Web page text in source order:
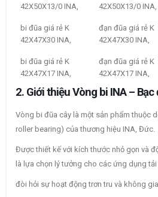
42X50X13/0 INA,
42X50X13/0 INA,
bi đũa giá rẻ K
42X47X30 INA,
đạn đũa giá rẻ K
42X47X30 INA,
bi đũa giá rẻ K
42X47X17 INA,
đạn đũa giá rẻ K
42X47X17 INA,
2. Giới thiệu Vòng bi INA –
Vòng bi đũa cây là một sản phẩm thuộc
roller bearing) của thương hiệu INA, Đức.
Được thiết kế với kích thước nhỏ gọn và
là lựa chọn lý tưởng cho các ứng dụng tải
đòi hỏi sự hoạt động trơn tru và không